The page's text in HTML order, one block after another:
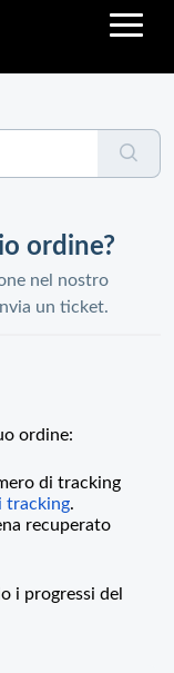
ordine?
nel nostro
un ticket.
ordine:
di tracking
tracking.
recuperato
i progressi del